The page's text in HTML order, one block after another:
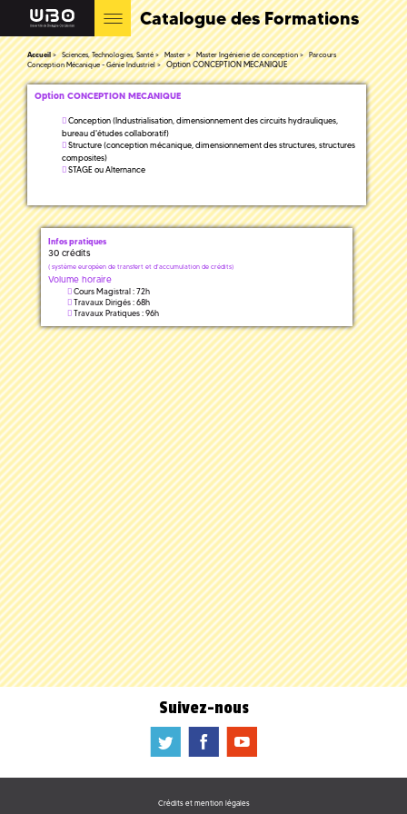
Catalogue des Formations
Accueil Sciences, Technologies, Santé Master Master Ingénierie de conception
Parcours
Conception Mécanique - Génie Industriel
Option CONCEPTION MECANIQUE
Option CONCEPTION MECANIQUE
Conception (Industrialisation, dimensionnement des circuits hydrauliques,
bureau d'études collaboratif)
Structure (conception mécanique, dimensionnement des structures, structures
composites)
STAGE ou Alternance
Infos pratiques
30 crédits
( système européen de transfert et d'accumulation de crédits)
Volume horaire
Cours Magistral : 72h
Travaux Dirigés : 68h
Travaux Pratiques : 96h
Suivez-nous
a b f
Crédits et mention légales